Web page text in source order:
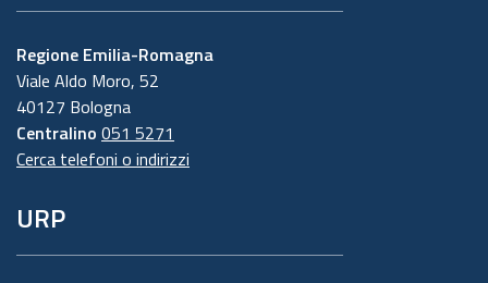
Regione Emilia-Romagna
Viale Aldo Moro, 52
40127 Bologna
Centralino 051 5271
Cerca telefoni o indirizzi
URP